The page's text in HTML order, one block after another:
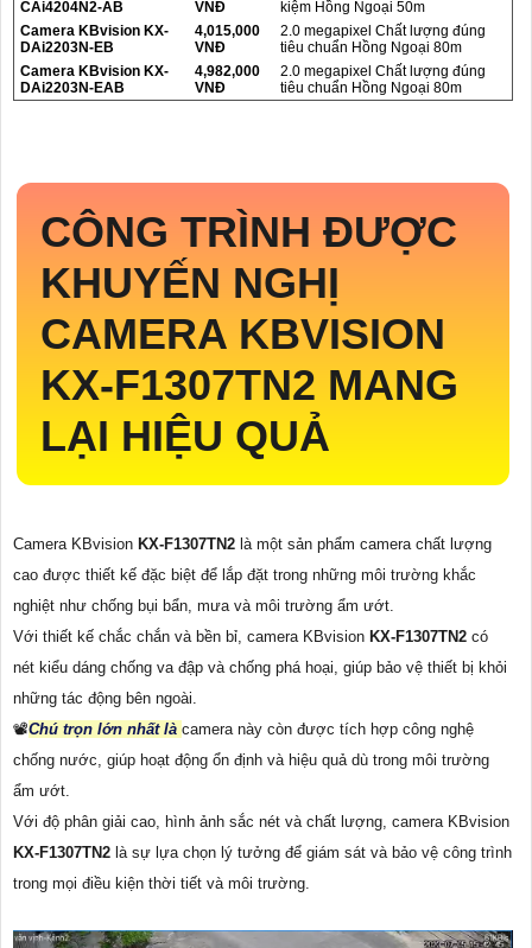
CAi4204N2-AB VNĐ
kiệm Hồng Ngoại 50m
Camera KBvision KX-
DAi2203N-EB
4,015,000
VNĐ
2.0 megapixel Chất lượng đúng
tiêu chuẩn Hồng Ngoại 80m
Camera KBvision KX-
DAi2203N-EAB
4,982,000
VNĐ
2.0 megapixel Chất lượng đúng
tiêu chuẩn Hồng Ngoại 80m
CÔNG TRÌNH ĐƯỢC
KHUYẾN NGHỊ
CAMERA KBVISION
KX-F1307TN2 MANG
LẠI HIỆU QUẢ
Camera KBvision KX-F1307TN2 là một sản phẩm camera chất lượng
cao được thiết kế đặc biệt để lắp đặt trong những môi trường khắc
nghiệt như chống bụi bẩn, mưa và môi trường ẩm ướt.
Với thiết kế chắc chắn và bền bỉ, camera KBvision KX-F1307TN2 có
nét kiểu dáng chống va đập và chống phá hoại, giúp bảo vệ thiết bị khỏi
những tác động bên ngoài.
📽Chú trọn lớn nhất là camera này còn được tích hợp công nghệ
chống nước, giúp hoạt động ổn định và hiệu quả dù trong môi trường
ẩm ướt.
Với độ phân giải cao, hình ảnh sắc nét và chất lượng, camera KBvision
KX-F1307TN2 là sự lựa chọn lý tưởng để giám sát và bảo vệ công trình
trong mọi điều kiện thời tiết và môi trường.